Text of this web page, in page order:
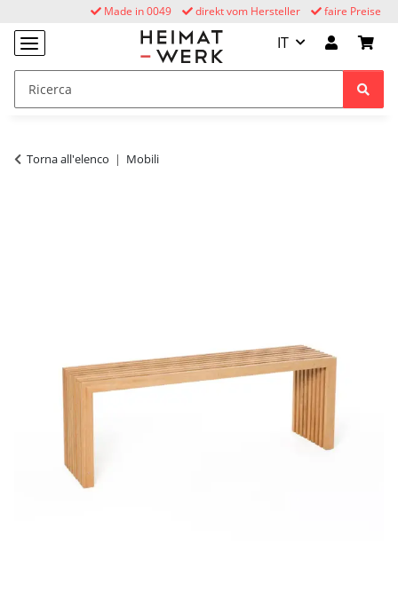
faire Preise
direkt vom Hersteller
Made in 0049
IT
Torna all'elenco Mobili